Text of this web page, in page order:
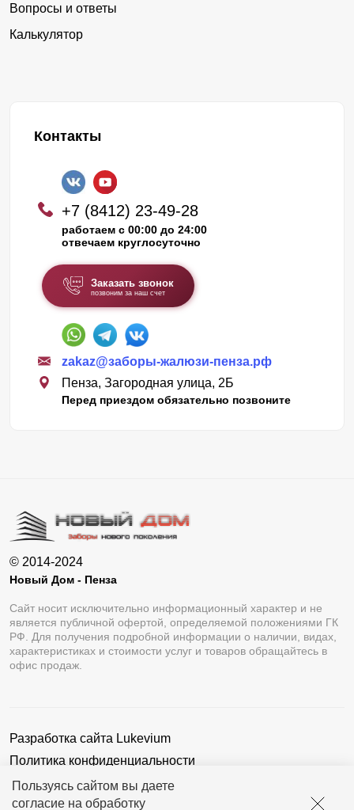
Пользуясь сайтом вы даете
согласие на обработку
Вопросы и ответы
Калькулятор
Контакты
+7 (8412) 23-49-28
работаем с 00:00 до 24:00
отвечаем круглосуточно
Заказать звонок
позвоним за наш счет
zakaz@заборы-жалюзи-пенза.рф
Пенза, Загородная улица, 2Б
Перед приездом обязательно позвоните
© 2014-2024
Новый Дом - Пенза
Сайт носит исключительно информационный характер и не
является публичной офертой, определяемой положениями ГК
РФ. Для получения подробной информации о наличии, видах,
характеристиках и стоимости услуг и товаров обращайтесь в
офис продаж.
Разработка сайта Lukevium
Политика конфиденциальности
Пользовательское соглашение